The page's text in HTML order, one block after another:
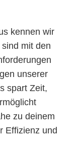
kennen wir
mit den
unserer
spart Zeit,
zu deinem
Effizienz und